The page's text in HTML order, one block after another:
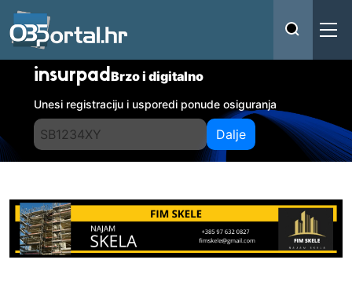
insurpadBrzo i digitalno
Unesi registraciju i usporedi ponude osiguranja
Dalje